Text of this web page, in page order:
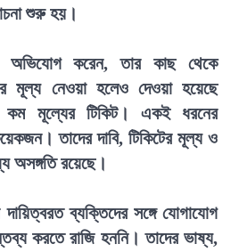
শুরু হয়।
অভিযোগ করেন, তার কাছ থেকে
মূল্য নেওয়া হলেও দেওয়া হয়েছে
কম মূল্যের টিকিট। একই ধরনের
তাদের দাবি, টিকিটের মূল্য ও
অসঙ্গতি রয়েছে।
দায়িত্বরত ব্যক্তিদের সঙ্গে যোগাযোগ
করতে রাজি হননি। তাদের ভাষ্য,